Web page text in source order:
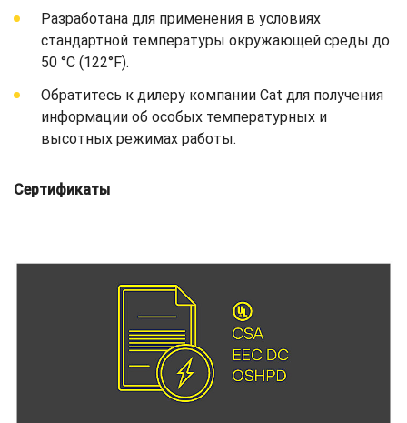
Разработана для применения в условиях
стандартной температуры окружающей среды до
50 °C (122°F).
Обратитесь к дилеру компании Cat для получения
информации об особых температурных и
высотных режимах работы.
Сертификаты